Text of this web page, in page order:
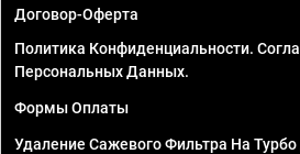
Договор-Оферта
Политика Конфиденциальности.
Персональных Данных.
Формы Оплаты
Удаление Сажевого Фильтра На Турбо